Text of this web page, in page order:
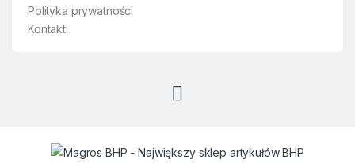
Polityka prywatności
Kontakt